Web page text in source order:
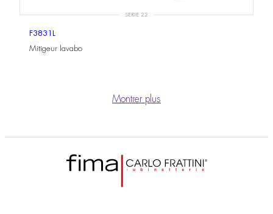
SERIE 22
F3831L
Mitigeur lavabo
Montrer plus